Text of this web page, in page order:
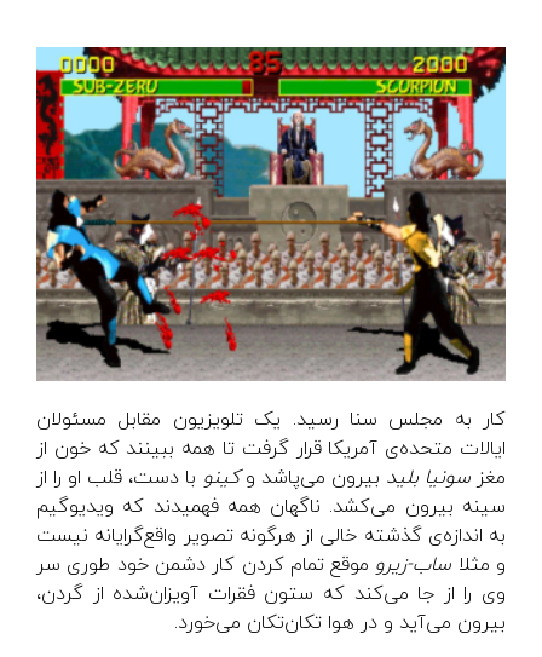
کار به مجلس سنا رسید. یک تلویزیون مقابل مسئولان
ایالات متحده‌ی آمریکا قرار گرفت تا همه ببینند که خون از
مغزسونیا بلید بیرون می‌پاشد وکینو با دست، قلب او را از
سینه بیرون می‌کشد. ناگهان همه فهمیدند که ویدیوگیم
به اندازه‌ی گذشته خالی از هرگونه تصویر واقع‌گرایانه نیست
و مثلا ساب-زیرو موقع تمام کردن کار دشمن خود طوری سر
وی را از جا می‌کند که ستون فقرات آویزان‌شده از گردن،
بیرون می‌آید و در هوا تکان‌تکان می‌خورد.